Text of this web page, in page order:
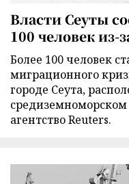
Власти Сеуты
100 человек
Более 100 человек
миграционного
городе Сеута,
агентство Reuters.